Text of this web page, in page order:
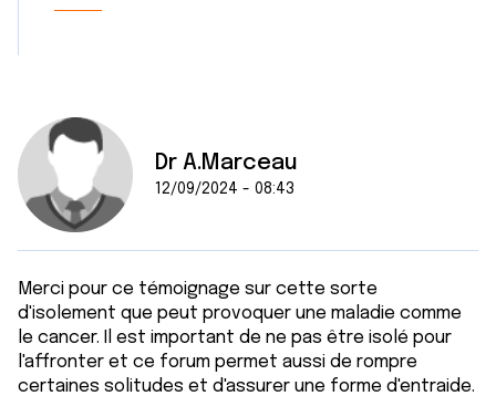
Dr A.Marceau
12/09/2024 - 08:43
Merci pour ce témoignage sur cette sorte
d'isolement que peut provoquer une maladie comme
le cancer. Il est important de ne pas être isolé pour
l'affronter et ce forum permet aussi de rompre
certaines solitudes et d'assurer une forme d'entraide.